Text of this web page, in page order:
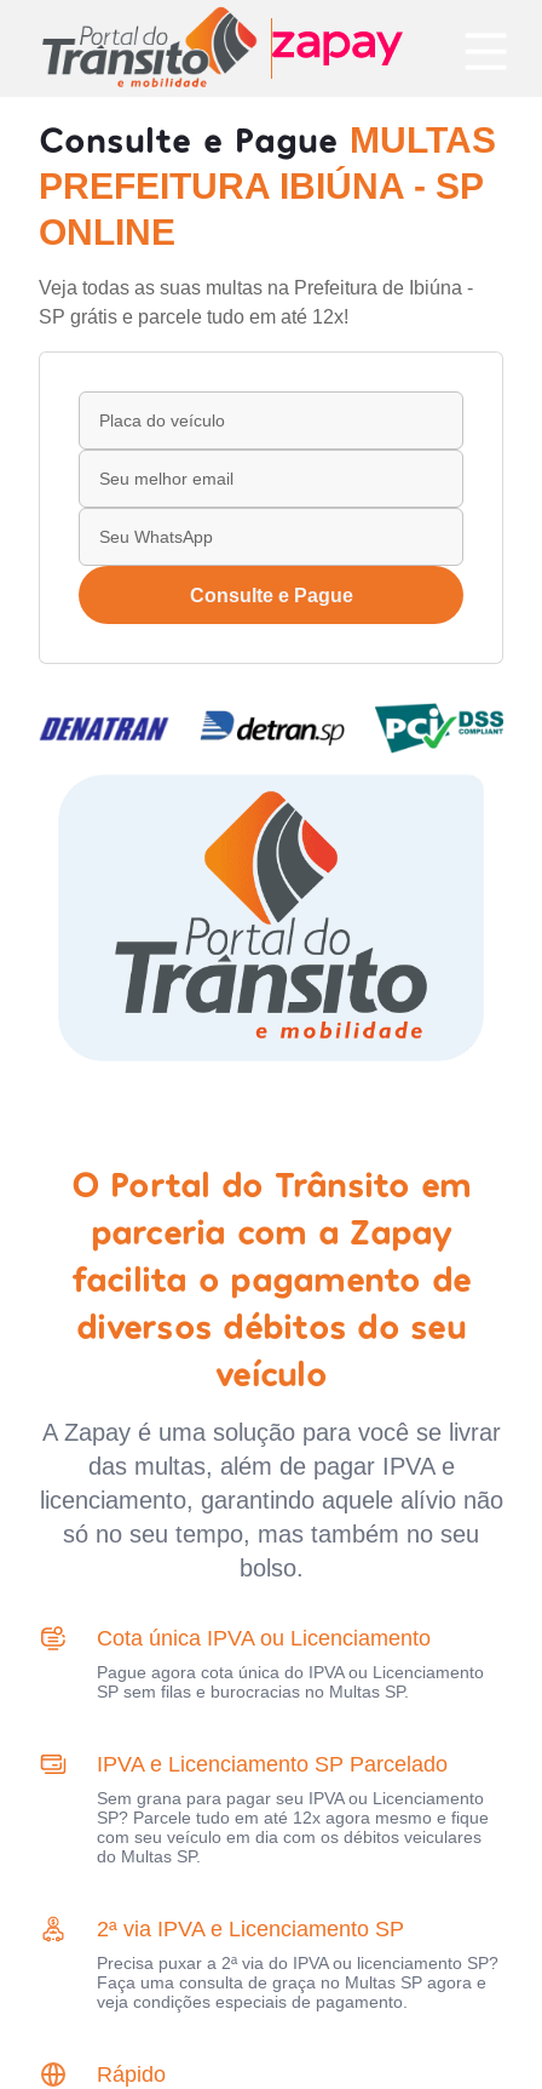
Consulte e Pague MULTAS
PREFEITURA IBIÚNA - SP
ONLINE
Veja todas as suas multas na Prefeitura de Ibiúna -
SP grátis e parcele tudo em até 12x!
Consulte e Pague
O Portal do Trânsito em
parceria com a Zapay
facilita o pagamento de
diversos débitos do seu
veículo
A Zapay é uma solução para você se livrar
das multas, além de pagar IPVA e
licenciamento, garantindo aquele alívio não
só no seu tempo, mas também no seu
bolso.
Cota única IPVA ou Licenciamento
Pague agora cota única do IPVA ou Licenciamento
SP sem filas e burocracias no Multas SP.
IPVA e Licenciamento SP Parcelado
Sem grana para pagar seu IPVA ou Licenciamento
SP? Parcele tudo em até 12x agora mesmo e fique
com seu veículo em dia com os débitos veiculares
do Multas SP.
2ª via IPVA e Licenciamento SP
Precisa puxar a 2ª via do IPVA ou licenciamento SP?
Faça uma consulta de graça no Multas SP agora e
veja condições especiais de pagamento.
Rápido